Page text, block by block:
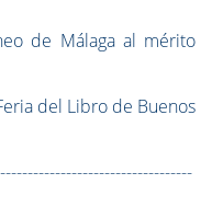
de Málaga al mérito
del Libro de Buenos